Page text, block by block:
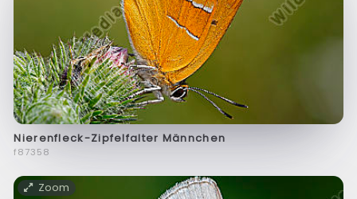
Nierenfleck-Zipfelfalter Männchen
f87358
Zoom